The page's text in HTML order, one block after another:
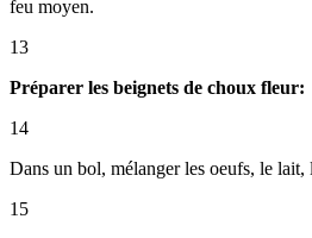
feu moyen.
13
Préparer les beignets de choux fleur:
14
Dans un bol, mélanger les oeufs, le
15